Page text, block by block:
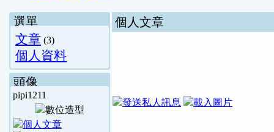
選單
文章 (3)
個人資料
頭像
pipi1211
個人文章